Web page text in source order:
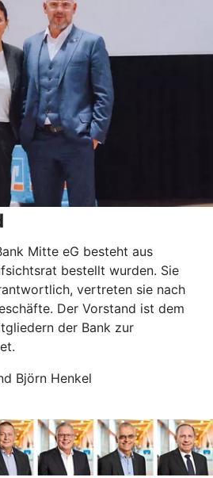
Mitte eG besteht aus
bestellt wurden. Sie
vertreten sie nach
Der Vorstand ist dem
der Bank zur
Björn Henkel